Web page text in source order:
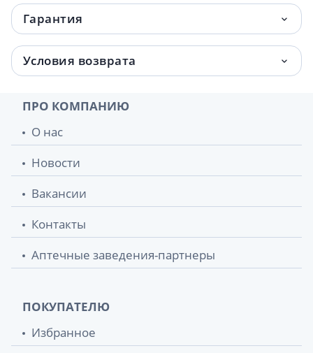
Гарантия
Условия возврата
ПРО КОМПАНИЮ
О нас
Новости
Вакансии
Контакты
Аптечные заведения-партнеры
ПОКУПАТЕЛЮ
Избранное